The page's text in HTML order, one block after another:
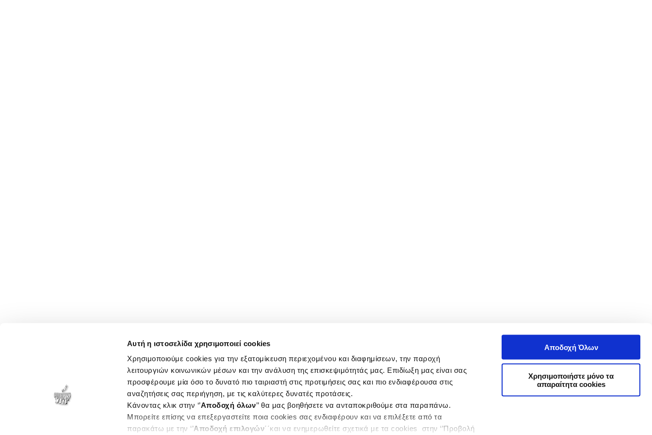
Αυτή η ιστοσελίδα χρησιμοποιεί cookies
Χρησιμοποιούμε cookies για την εξατομίκευση περιεχομένου και διαφημίσεων, την παροχή
λειτουργιών κοινωνικών μέσων και την ανάλυση της επισκεψιμότητάς μας. Επιδίωξη μας είναι σας
προσφέρουμε μία όσο το δυνατό πιο ταιριαστή στις προτιμήσεις σας και πιο ενδιαφέρουσα στις
αναζητήσεις σας περιήγηση, με τις καλύτερες δυνατές προτάσεις.
Κάνοντας κλικ στην ‘’Αποδοχή όλων’’ θα μας βοηθήσετε να ανταποκριθούμε στα παραπάνω.
Μπορείτε επίσης να επεξεργαστείτε ποια cookies σας ενδιαφέρουν και να επιλέξετε από τα
παρακάτω με την ‘’Αποδοχή επιλογών΄΄και να ενημερωθείτε σχετικά με τα cookies στην ‘’Προβολή
Αποδοχή Όλων
Χρησιμοποιήστε μόνο τα
απαραίτητα cookies